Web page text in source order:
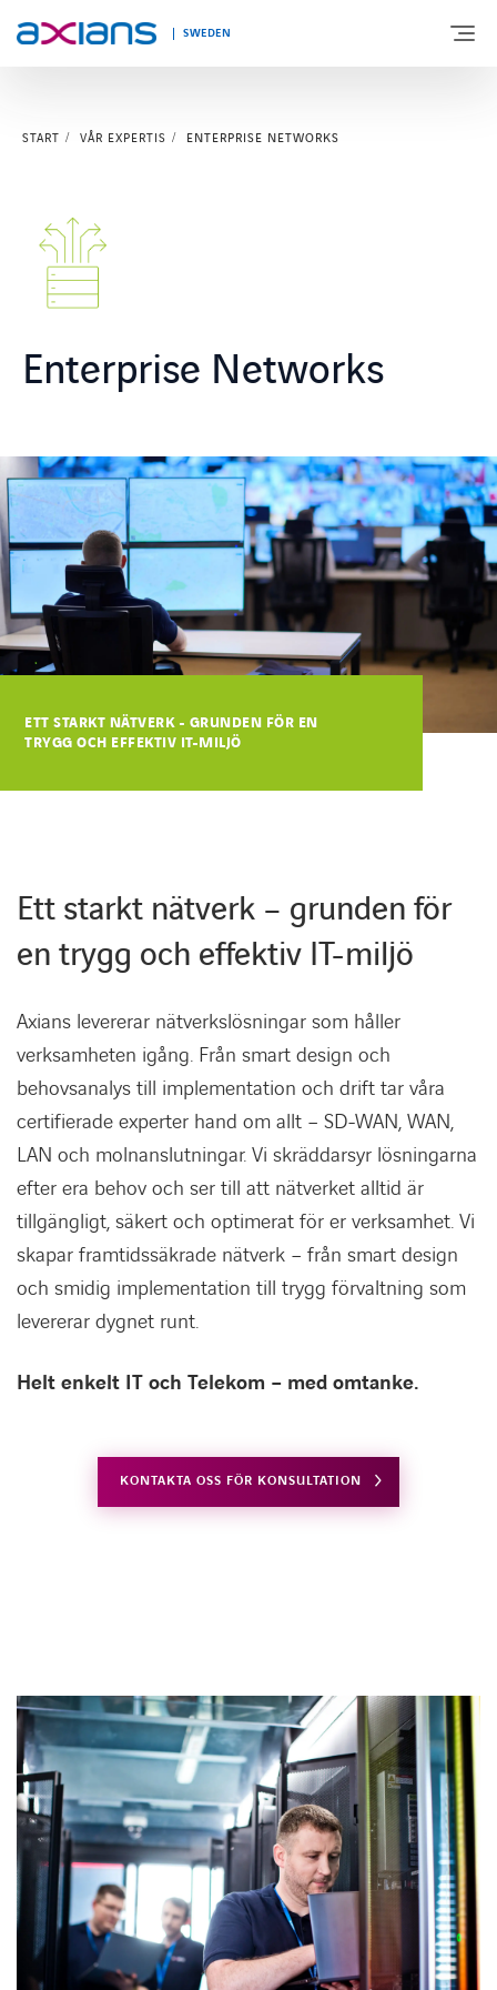
SWEDEN
OM AXIANS
VÅR EXPERTIS
BRANSCHER
KUNSKAPSBANK & EVENTS
Karriärsida
Axess inlogg
START VÅR EXPERTIS ENTERPRISE NETWORKS
Enterprise Networks
ETT STARKT NÄTVERK - GRUNDEN FÖR EN
TRYGG OCH EFFEKTIV IT-MILJÖ
Ett starkt nätverk – grunden för
en trygg och effektiv IT-miljö
Axians levererar nätverkslösningar som håller
verksamheten igång. Från smart design och
behovsanalys till implementation och drift tar våra
certifierade experter hand om allt – SD-WAN, WAN,
LAN och molnanslutningar. Vi skräddarsyr lösningarna
efter era behov och ser till att nätverket alltid är
tillgängligt, säkert och optimerat för er verksamhet. Vi
skapar framtidssäkrade nätverk – från smart design
och smidig implementation till trygg förvaltning som
levererar dygnet runt.
Helt enkelt IT och Telekom – med omtanke.
KONTAKTA OSS FÖR KONSULTATION